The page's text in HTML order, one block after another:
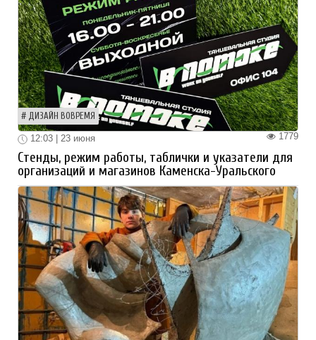
ДИЗАЙН ВОВРЕМЯ
1779
12:03 | 23 июня
Стенды, режим работы, таблички и указатели для
организаций и магазинов Каменска-Уральского